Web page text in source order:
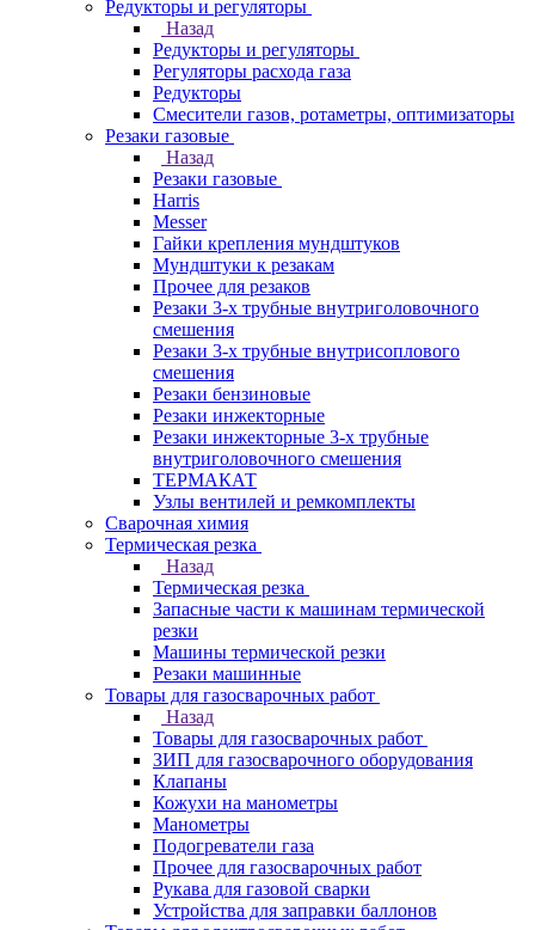
Редукторы и регуляторы
Назад
Редукторы и регуляторы
Регуляторы расхода газа
Редукторы
Смесители газов, ротаметры, оптимизаторы
Резаки газовые
Назад
Резаки газовые
Harris
Messer
Гайки крепления мундштуков
Мундштуки к резакам
Прочее для резаков
Резаки 3-х трубные внутриголовочного
смешения
Резаки 3-х трубные внутрисоплового
смешения
Резаки бензиновые
Резаки инжекторные
Резаки инжекторные 3-х трубные
внутриголовочного смешения
ТЕРМАКАТ
Узлы вентилей и ремкомплекты
Сварочная химия
Термическая резка
Назад
Термическая резка
Запасные части к машинам термической
резки
Машины термической резки
Резаки машинные
Товары для газосварочных работ
Назад
Товары для газосварочных работ
ЗИП для газосварочного оборудования
Клапаны
Кожухи на манометры
Манометры
Подогреватели газа
Прочее для газосварочных работ
Рукава для газовой сварки
Устройства для заправки баллонов